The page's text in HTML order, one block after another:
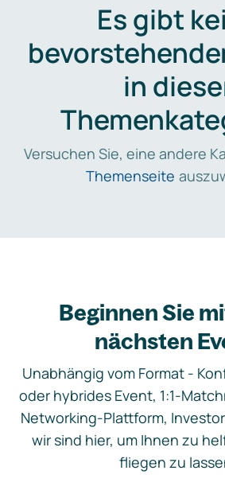
Es gibt
in
Versuchen Sie, eine andere
Themenseite
Beginnen Sie
nächsten
Unabhängig vom Format -
oder hybrides Event, 1:1-
Networking-Plattform,
wir sind hier, um Ihnen zu
fliegen zu